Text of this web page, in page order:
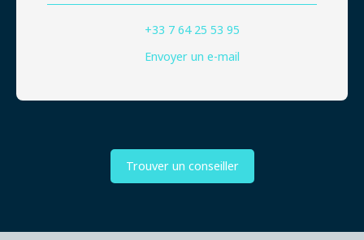
+33 7 64 25 53 95
Envoyer un e-mail
Trouver un conseiller